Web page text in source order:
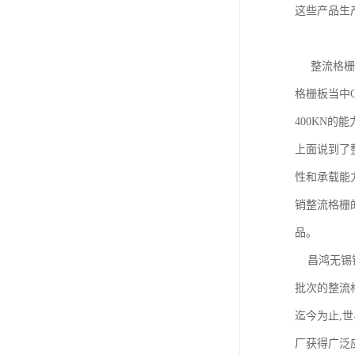
这些产品生
整流格栅
格栅板当中
400KN的
上面说到
性和承载能
销整流格栅
品。
昌鸿无锡
批次的整流
迄今为止,
厂获得广泛